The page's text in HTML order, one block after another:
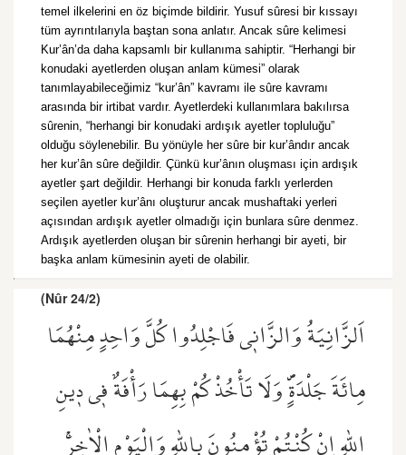
temel ilkelerini en öz biçimde bildirir. Yusuf sûresi bir kıssayı
tüm ayrıntılarıyla baştan sona anlatır. Ancak sûre kelimesi
Kur’ân’da daha kapsamlı bir kullanıma sahiptir. “Herhangi bir
konudaki ayetlerden oluşan anlam kümesi” olarak
tanımlayabileceğimiz “kur’ân” kavramı ile sûre kavramı
arasında bir irtibat vardır. Ayetlerdeki kullanımlara bakılırsa
sûrenin, “herhangi bir konudaki ardışık ayetler topluluğu”
olduğu söylenebilir. Bu yönüyle her sûre bir kur’ândır ancak
her kur’ân sûre değildir. Çünkü kur’ânın oluşması için ardışık
ayetler şart değildir. Herhangi bir konuda farklı yerlerden
seçilen ayetler kur’ânı oluşturur ancak mushaftaki yerleri
açısından ardışık ayetler olmadığı için bunlara sûre denmez.
Ardışık ayetlerden oluşan bir sûrenin herhangi bir ayeti, bir
başka anlam kümesinin ayeti de olabilir.
(Nûr 24/2)
اَلزَّانِيَةُ وَالزَّان۪ي فَاجْلِدُوا كُلَّ وَاحِدٍ مِنْهُمَا
مِائَةَ جَلْدَةٍۖ وَلَا تَأْخُذْكُمْ بِهِمَا رَأْفَةٌ ف۪ي د۪ينِ